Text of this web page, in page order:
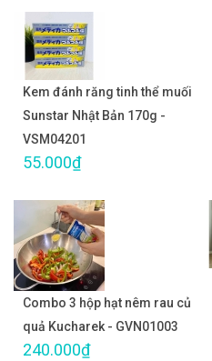
Kem đánh răng tinh thể muối
Sunstar Nhật Bản 170g -
VSM04201
55.000₫
Combo 3 hộp hạt nêm rau củ
quả Kucharek - GVN01003
240.000₫